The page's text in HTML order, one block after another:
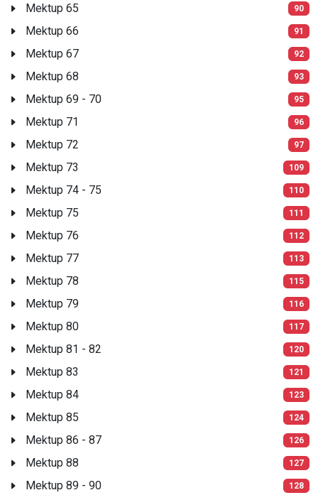
Mektup 65 90
Mektup 66 91
Mektup 67 92
Mektup 68 93
Mektup 69 - 70 95
Mektup 71 96
Mektup 72 97
Mektup 73 109
Mektup 74 - 75 110
Mektup 75 111
Mektup 76 112
Mektup 77 113
Mektup 78 115
Mektup 79 116
Mektup 80 117
Mektup 81 - 82 120
Mektup 83 121
Mektup 84 123
Mektup 85 124
Mektup 86 - 87 126
Mektup 88 127
Mektup 89 - 90 128